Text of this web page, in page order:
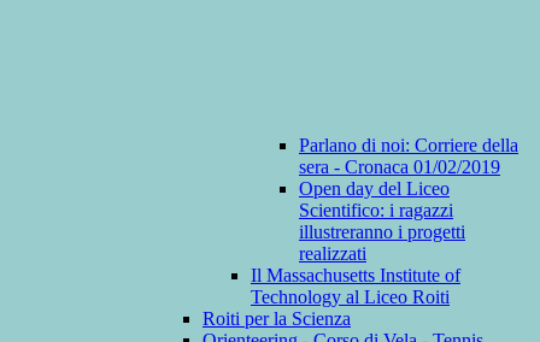
Parlano di noi: Corriere della
sera - Cronaca 01/02/2019
Open day del Liceo
Scientifico: i ragazzi
illustreranno i progetti
realizzati
Il Massachusetts Institute of
Technology al Liceo Roiti
Roiti per la Scienza